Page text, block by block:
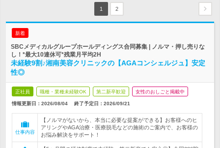
1 2
新着
SBCメディカルグループホールディングス合同募集 | ノルマ・押し売りな
し！*最大10連休可*残業月平均2H
未経験9割♪湘南美容クリニックの【AGAコンシェルジュ】安定
性◎
正社員 職種・業種未経験OK 第二新卒歓迎 女性のおしごと掲載中
情報更新日：2026/08/04 終了予定日： 2026/09/21
仕事内容
【ノルマがないから、本当に必要な提案ができる】お客様へのヒ
アリングやAGA治療・医療脱毛などの施術のご案内で、お客様の
お悩み解決をサポート！